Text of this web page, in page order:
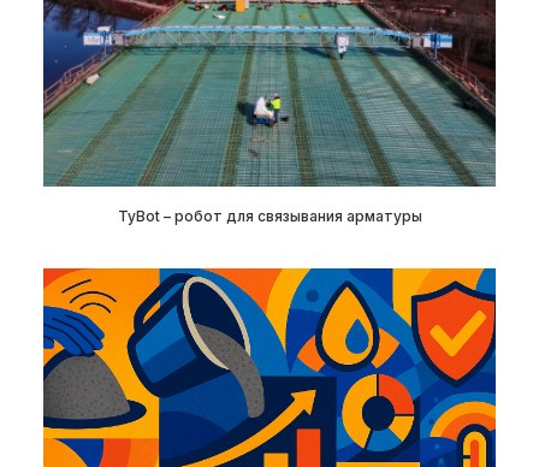
TyBot – робот для связывания арматуры